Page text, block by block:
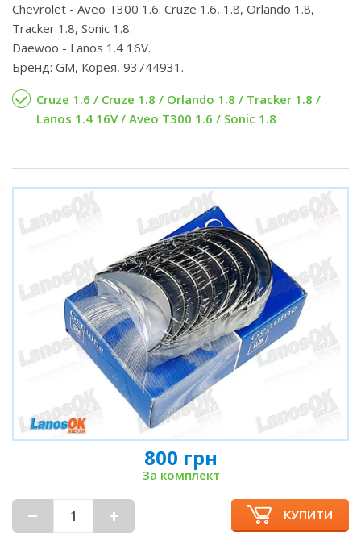
Chevrolet - Aveo T300 1.6. Cruze 1.6, 1.8, Orlando 1.8,
Tracker 1.8, Sonic 1.8.
Daewoo - Lanos 1.4 16V.
Бренд: GM, Корея, 93744931.
Cruze 1.6 / Cruze 1.8 / Orlando 1.8 / Tracker 1.8 /
Lanos 1.4 16V / Aveo T300 1.6 / Sonic 1.8
800 грн
За комплект
КУПИТИ